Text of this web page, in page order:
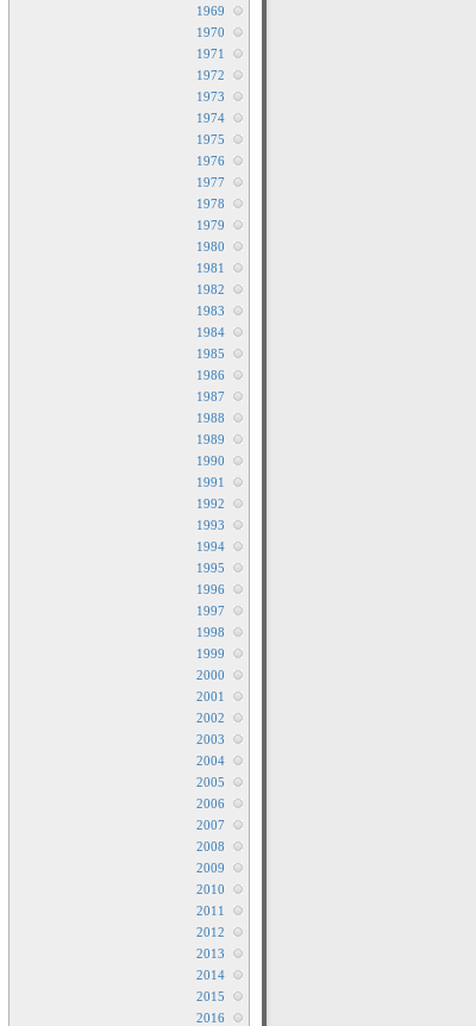
1969
1970
1971
1972
1973
1974
1975
1976
1977
1978
1979
1980
1981
1982
1983
1984
1985
1986
1987
1988
1989
1990
1991
1992
1993
1994
1995
1996
1997
1998
1999
2000
2001
2002
2003
2004
2005
2006
2007
2008
2009
2010
2011
2012
2013
2014
2015
2016